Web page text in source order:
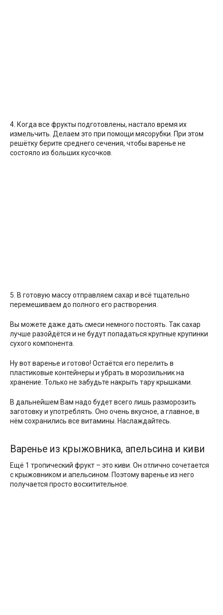
4. Когда все фрукты подготовлены, настало время их
измельчить. Делаем это при помощи мясорубки. При этом
решётку берите среднего сечения, чтобы варенье не
состояло из больших кусочков.
5. В готовую массу отправляем сахар и всё тщательно
перемешиваем до полного его растворения.
Вы можете даже дать смеси немного постоять. Так сахар
лучше разойдётся и не будут попадаться крупные крупинки
сухого компонента.
Ну вот варенье и готово! Остаётся его перелить в
пластиковые контейнеры и убрать в морозильник на
хранение. Только не забудьте накрыть тару крышками.
В дальнейшем Вам надо будет всего лишь разморозить
заготовку и употреблять. Оно очень вкусное, а главное, в
нём сохранились все витамины. Наслаждайтесь.
Варенье из крыжовника, апельсина и киви
Ещё 1 тропический фрукт – это киви. Он отлично сочетается
с крыжовником и апельсином. Поэтому варенье из него
получается просто восхитительное.